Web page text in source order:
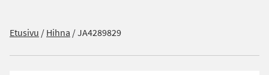
Etusivu /Hihna /JA4289829